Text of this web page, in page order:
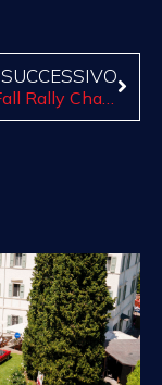
SUCCESSIVO
Canossa Fall Rally Chattanooga: un viaggio vivace e stimolante dedicato agli appassionati del settore￼